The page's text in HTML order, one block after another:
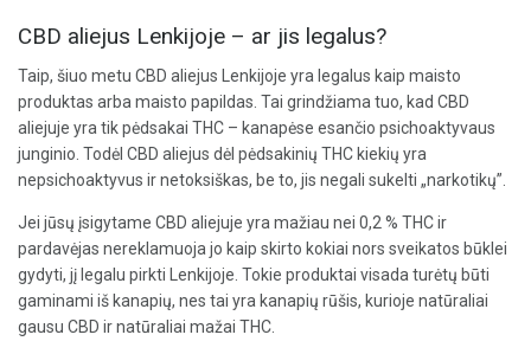
CBD aliejus Lenkijoje – ar jis legalus?
Taip, šiuo metu CBD aliejus Lenkijoje yra legalus kaip maisto
produktas arba maisto papildas. Tai grindžiama tuo, kad CBD
aliejuje yra tik pėdsakai THC – kanapėse esančio psichoaktyvaus
junginio. Todėl CBD aliejus dėl pėdsakinių THC kiekių yra
nepsichoaktyvus ir netoksiškas, be to, jis negali sukelti „narkotikų”.
Jei jūsų įsigytame CBD aliejuje yra mažiau nei 0,2 % THC ir
pardavėjas nereklamuoja jo kaip skirto kokiai nors sveikatos būklei
gydyti, jį legalu pirkti Lenkijoje. Tokie produktai visada turėtų būti
gaminami iš kanapių, nes tai yra kanapių rūšis, kurioje natūraliai
gausu CBD ir natūraliai mažai THC.